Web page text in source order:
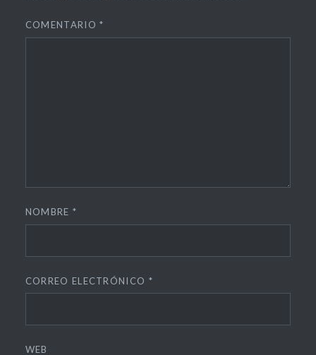
COMENTARIO*
NOMBRE *
CORREO ELECTRÓNICO *
WEB